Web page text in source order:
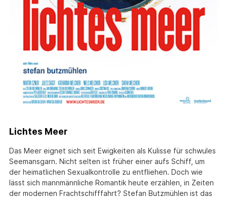
Lichtes Meer
Das Meer eignet sich seit Ewigkeiten als Kulisse für schwules
Seemansgarn. Nicht selten ist früher einer aufs Schiff, um
der heimatlichen Sexualkontrolle zu entfliehen. Doch wie
lässt sich mannmännliche Romantik heute erzählen, in Zeiten
der modernen Frachtschifffahrt? Stefan Butzmühlen ist das